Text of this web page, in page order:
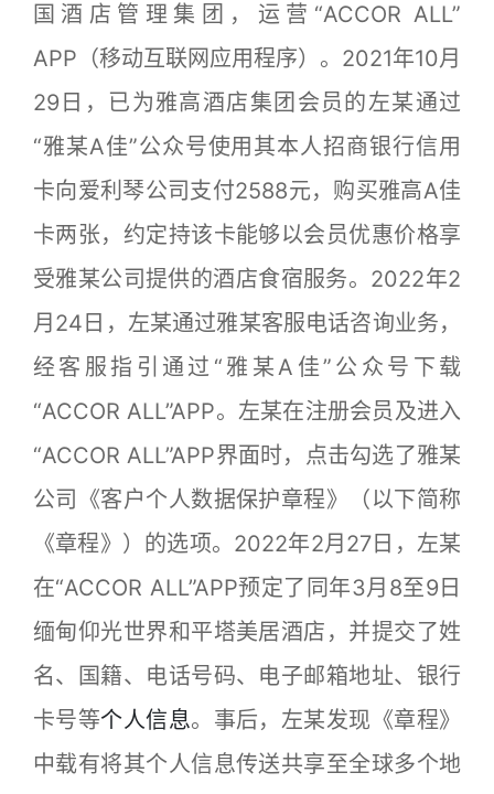
国酒店管理集团，运营“ACCOR ALL”
APP（移动互联网应用程序）。2021年10月
29日，已为雅高酒店集团会员的左某通过
“雅某A佳”公众号使用其本人招商银行信用
卡向爱利琴公司支付2588元，购买雅高A佳
卡两张，约定持该卡能够以会员优惠价格享
受雅某公司提供的酒店食宿服务。2022年2
月24日，左某通过雅某客服电话咨询业务，
经客服指引通过“雅某A佳”公众号下载
“ACCOR ALL”APP。左某在注册会员及进入
“ACCOR ALL”APP界面时，点击勾选了雅某
公司《客户个人数据保护章程》（以下简称
《章程》）的选项。2022年2月27日，左某
在“ACCOR ALL”APP预定了同年3月8至9日
缅甸仰光世界和平塔美居酒店，并提交了姓
名、国籍、电话号码、电子邮箱地址、银行
卡号等个人信息。事后，左某发现《章程》
中载有将其个人信息传送共享至全球多个地